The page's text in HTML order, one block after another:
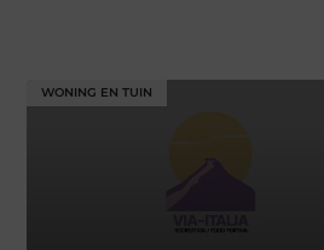
WONING EN TUIN